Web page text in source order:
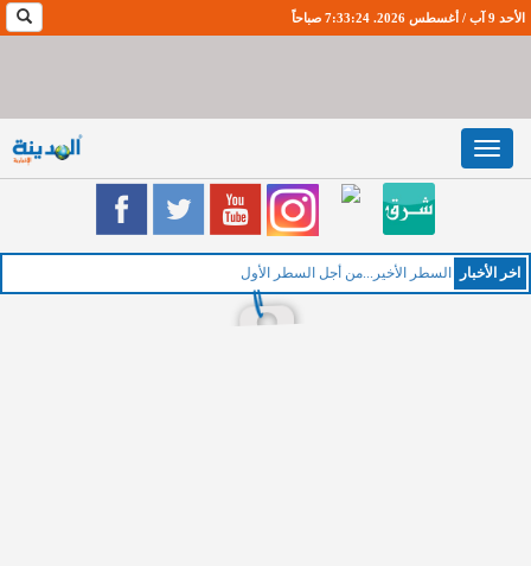
الأحد 9 آب / أغسطس 2026. 7:33:25 صباحاً
Toggle
navigation
اخر اﻷخبار الخم